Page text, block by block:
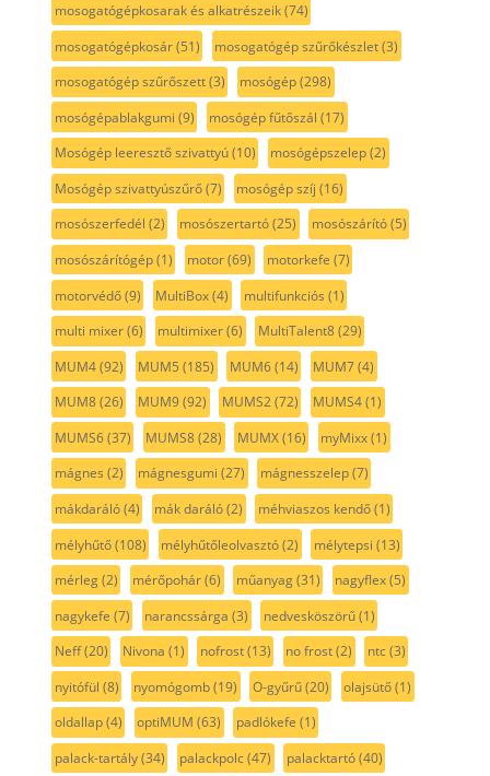
mosogatógépkosarak és alkatrészeik(74)
mosogatógépkosár(51) mosogatógép szűrőkészlet(3)
mosogatógép szűrőszett(3) mosógép(298)
mosógépablakgumi (9) mosógép fűtőszál (17)
Mosógép leeresztő szivattyú(10) mosógépszelep(2)
Mosógép szivattyúszűrő(7) mosógép szíj (16)
mosószerfedél (2) mosószertartó(25) mosószárító(5)
mosószárítógép(1) motor(69) motorkefe (7)
motorvédő(9) MultiBox(4) multifunkciós (1)
multi mixer(6) multimixer(6) MultiTalent8(29)
MUM4(92) MUM5 (185) MUM6(14) MUM7(4)
MUM8(26) MUM9(92) MUMS2(72) MUMS4(1)
MUMS6(37) MUMS8(28) MUMX(16) myMixx(1)
mágnes (2) mágnesgumi (27) mágnesszelep(7)
mákdaráló(4) mák daráló(2) méhviaszos kendő(1)
mélyhűtő(108) mélyhűtőleolvasztó(2) mélytepsi (13)
mérleg(2) mérőpohár(6) műanyag(31) nagyflex(5)
nagykefe (7) narancssárga (3) nedvesköszörű(1)
Neff(20) Nivona (1) nofrost(13) no frost(2) ntc(3)
nyitófül (8) nyomógomb(19) O-gyűrű(20) olajsütő(1)
oldallap(4) optiMUM (63) padlókefe (1)
palack-tartály(34) palackpolc(47) palacktartó(40)